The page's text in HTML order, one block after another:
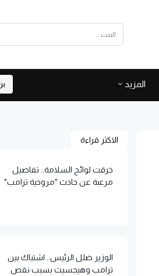
المزيد
الاكثر قراءة
خرقت لوائح السلامة.. تفاصيل
مرعبة عن حادث "مروحية ترامب"
الوزير ضلل الرئيس.. اشتباك بين
ترامب وهيجسيث بسبب نقص